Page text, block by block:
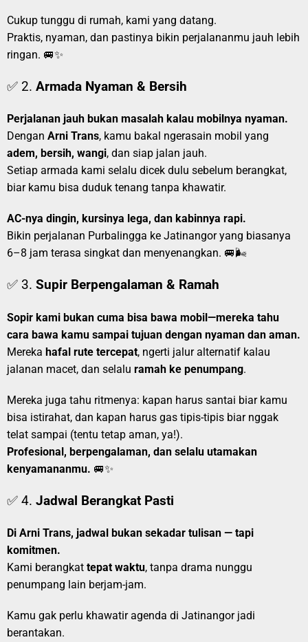
Cukup tunggu di rumah, kami yang datang.
Praktis, nyaman, dan pastinya bikin perjalananmu jauh lebih
ringan. 🚐✨
✅ 2. Armada Nyaman & Bersih
Perjalanan jauh bukan masalah kalau mobilnya nyaman.
Dengan Arni Trans, kamu bakal ngerasain mobil yang
adem, bersih, wangi, dan siap jalan jauh.
Setiap armada kami selalu dicek dulu sebelum berangkat,
biar kamu bisa duduk tenang tanpa khawatir.
AC-nya dingin, kursinya lega, dan kabinnya rapi.
Bikin perjalanan Purbalingga ke Jatinangor yang biasanya
6–8 jam terasa singkat dan menyenangkan. 🚐🌬️
✅ 3. Supir Berpengalaman & Ramah
Sopir kami bukan cuma bisa bawa mobil—mereka tahu
cara bawa kamu sampai tujuan dengan nyaman dan aman.
Mereka hafal rute tercepat, ngerti jalur alternatif kalau
jalanan macet, dan selalu ramah ke penumpang.
Mereka juga tahu ritmenya: kapan harus santai biar kamu
bisa istirahat, dan kapan harus gas tipis-tipis biar nggak
telat sampai (tentu tetap aman, ya!).
Profesional, berpengalaman, dan selalu utamakan
kenyamananmu. 🚐✨
✅ 4. Jadwal Berangkat Pasti
Di Arni Trans, jadwal bukan sekadar tulisan — tapi
komitmen.
Kami berangkat tepat waktu, tanpa drama nunggu
penumpang lain berjam-jam.
Kamu gak perlu khawatir agenda di Jatinangor jadi
berantakan.